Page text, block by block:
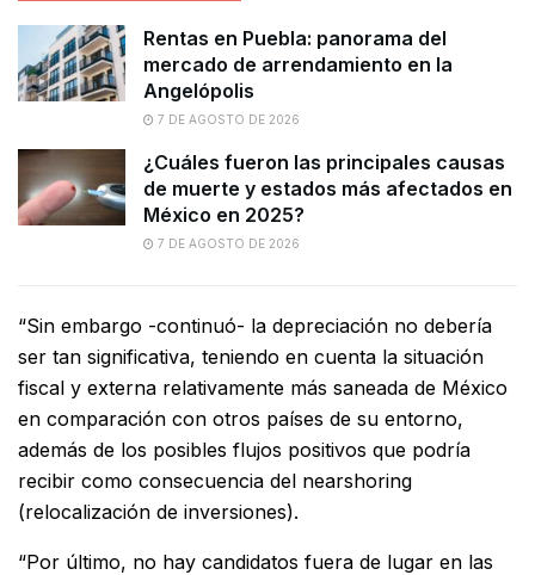
Rentas en Puebla: panorama del
mercado de arrendamiento en la
Angelópolis
7 DE AGOSTO DE 2026
¿Cuáles fueron las principales causas
de muerte y estados más afectados en
México en 2025?
7 DE AGOSTO DE 2026
“Sin embargo -continuó- la depreciación no debería
ser tan significativa, teniendo en cuenta la situación
fiscal y externa relativamente más saneada de México
en comparación con otros países de su entorno,
además de los posibles flujos positivos que podría
recibir como consecuencia del nearshoring
(relocalización de inversiones).
“Por último, no hay candidatos fuera de lugar en las